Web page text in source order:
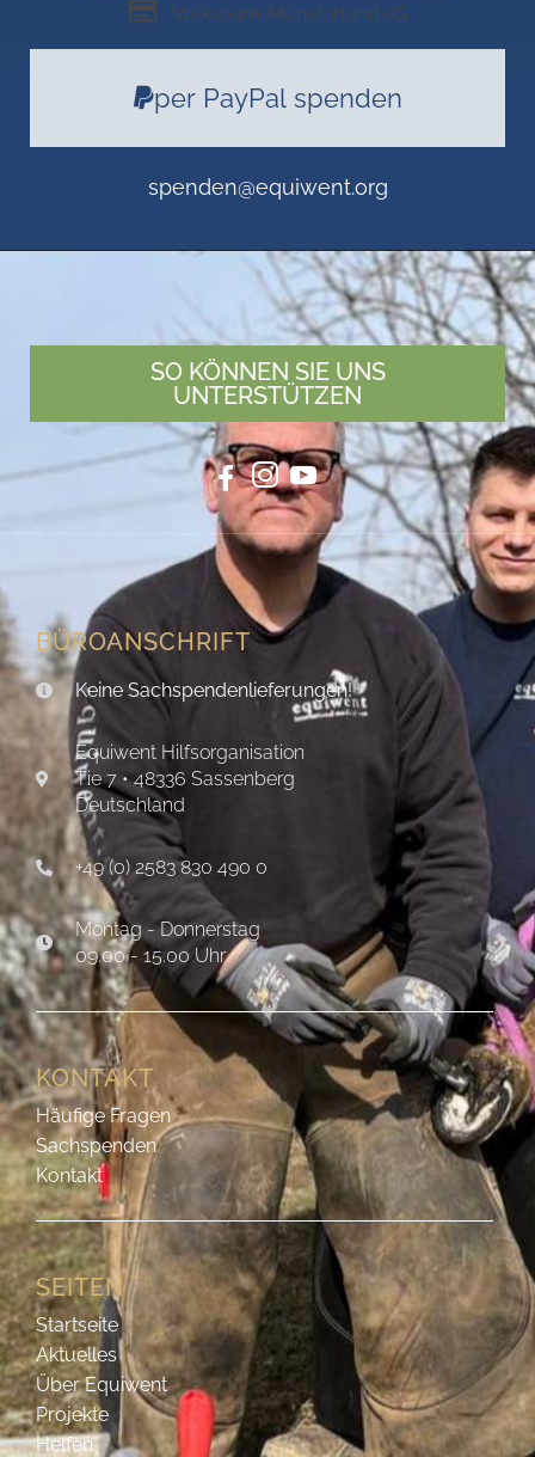
Volksbank Münsterland eG
per PayPal spenden
spenden@equiwent.org
SO KÖNNEN SIE UNS
UNTERSTÜTZEN
BÜROANSCHRIFT
Keine Sachspendenlieferungen!
Equiwent Hilfsorganisation
Tie 7 • 48336 Sassenberg
Deutschland
+49 (0) 2583 830 490 0
Montag - Donnerstag
09.00 - 15.00 Uhr
KONTAKT
Häufige Fragen
Sachspenden
Kontakt
SEITEN
Startseite
Aktuelles
Über Equiwent
Projekte
Helfen